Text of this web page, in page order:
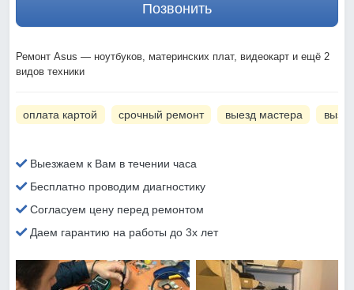
Позвонить
Ремонт Asus — ноутбуков, материнских плат, видеокарт и ещё 2
видов техники
оплата картой срочный ремонт выезд мастера
Выезжаем к Вам в течении часа
Бесплатно проводим диагностику
Согласуем цену перед ремонтом
Даем гарантию на работы до 3х лет